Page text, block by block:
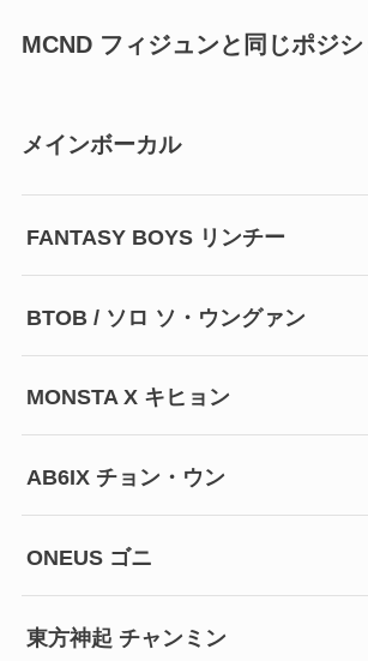
MCND フィジュンと同じポジシ
メインボーカル
FANTASY BOYS リンチー
BTOB / ソロ ソ・ウングァン
MONSTA X キヒョン
AB6IX チョン・ウン
ONEUS ゴニ
東方神起 チャンミン